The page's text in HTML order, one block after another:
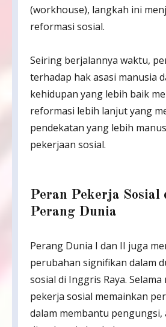
(workhouse), langkah ini
reformasi sosial.
Seiring berjalannya waktu,
terhadap hak asasi manusia
kehidupan yang lebih baik
reformasi lebih lanjut yang
pendekatan yang lebih
pekerjaan sosial.
Peran Pekerja Sosial
Perang Dunia
Perang Dunia I dan II juga
perubahan signifikan dalam
sosial di Inggris Raya.
pekerja sosial memainkan
dalam membantu pengungsi,